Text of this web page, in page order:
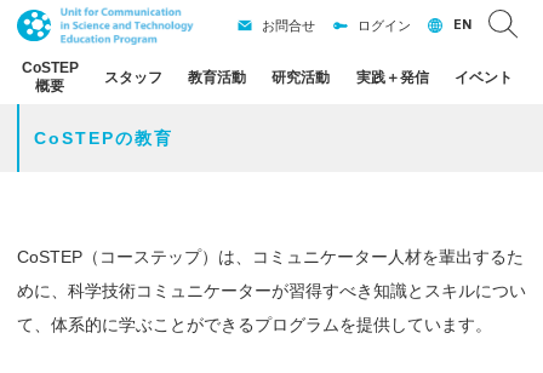
CoSTEP
概要
スタッフ 教育活動 研究活動 実践＋発信 イベント
お問合せ ログイン EN
CoSTEPの教育
CoSTEP（コーステップ）は、コミュニケーター人材を輩出するた
めに、科学技術コミュニケーターが習得すべき知識とスキルについ
て、体系的に学ぶことができるプログラムを提供しています。